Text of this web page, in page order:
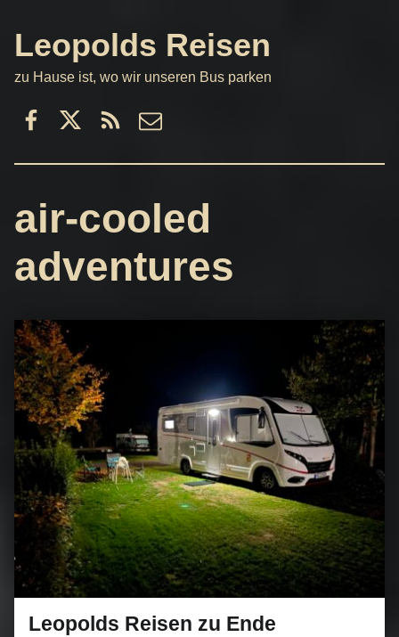
Leopolds Reisen
zu Hause ist, wo wir unseren Bus parken
air-cooled
adventures
Leopolds Reisen zu Ende